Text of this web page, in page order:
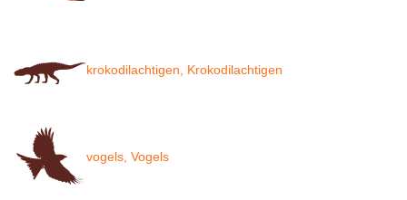
krokodilachtigen, Krokodilachtigen
vogels, Vogels